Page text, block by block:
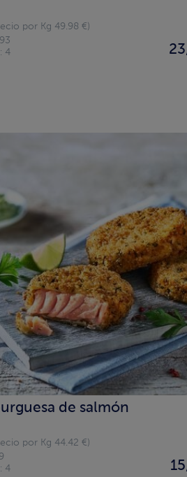
por Kg 49.98 €)
4
de salmón
por Kg 44.42 €)
4